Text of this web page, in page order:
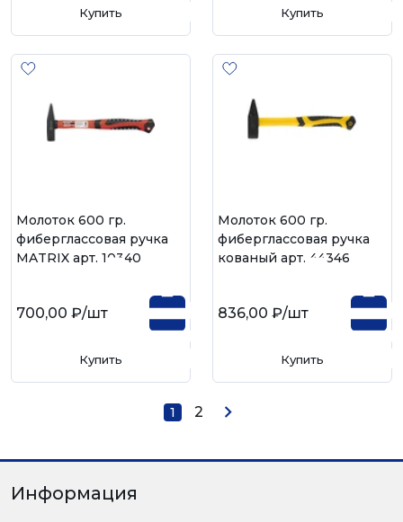
Купить Купить
Молоток 600 гр.
фиберглассовая ручка
MATRIX арт. 10340
700,00 ₽/шт
Купить
Молоток 600 гр.
фиберглассовая ручка
кованый арт. 44346
836,00 ₽/шт
Купить
1 2
Информация